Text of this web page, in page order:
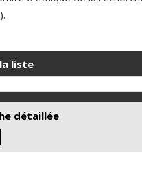
liste
détaillée
en ordre croissant
par titre en ordre